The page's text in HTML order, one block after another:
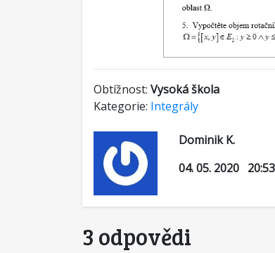
Obtížnost: Vysoká škola
Kategorie: Integrály
Dominik K.
04. 05. 2020 20:53
3 odpovědi